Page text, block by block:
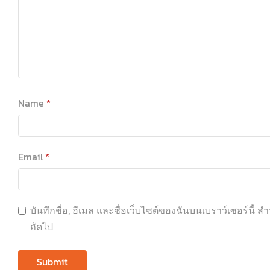
Name *
Email *
บันทึกชื่อ, อีเมล และชื่อเว็บไซต์ของฉันบนเบราว์เซอร์นี้ ส
ถัดไป